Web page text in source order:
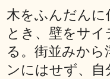
木をふんだん
とき、壁をサ
る。街並みか
ンにはせず、